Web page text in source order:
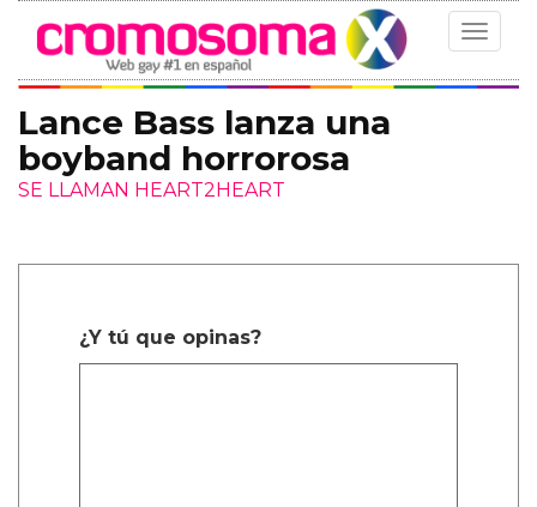
Toggle
Lance Bass lanza una
boyband horrorosa
SE LLAMAN HEART2HEART
¿Y tú que opinas?